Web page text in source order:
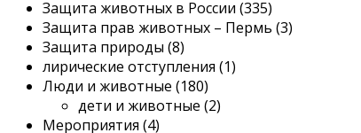
Защита животных в России (335)
Защита прав животных – Пермь (3)
Защита природы (8)
лирические отступления (1)
Люди и животные (180)
дети и животные (2)
Мероприятия (4)